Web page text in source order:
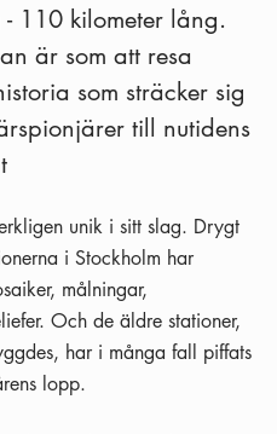
110 kilometer lång.
är som att resa
som sträcker sig
till nutidens
unik i sitt slag. Drygt
i Stockholm har
målningar,
Och de äldre stationer,
har i många fall piffats
lopp.